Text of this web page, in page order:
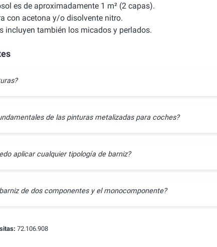
es de aproximadamente 1 m² (2 capas).
con acetona y/o disolvente nitro.
incluyen también los micados y perlados.
de las pinturas metalizadas para coches?
aplicar cualquier tipología de barniz?
de dos componentes y el monocomponente?
72.106.908